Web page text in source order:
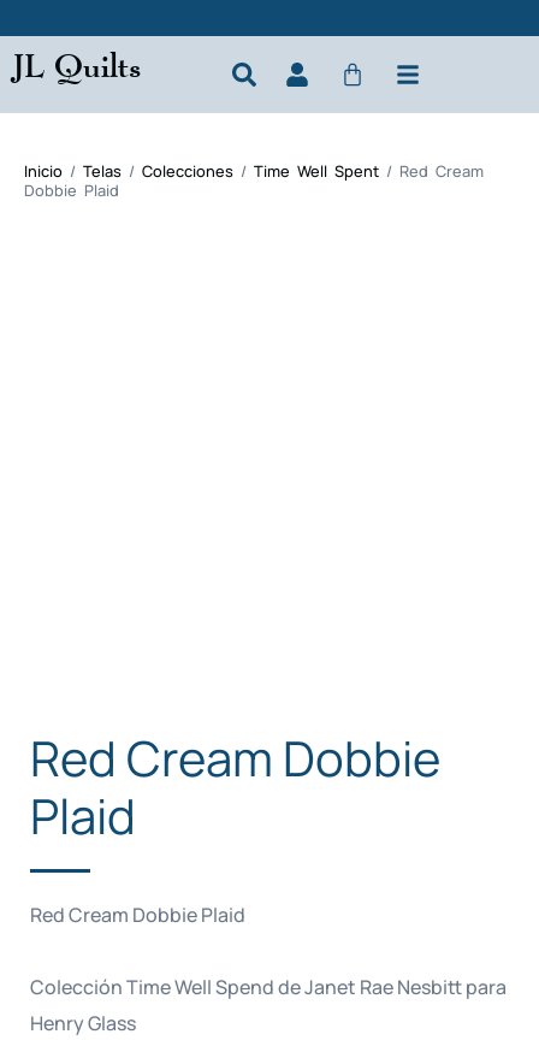
JL Quilts
Inicio / Telas / Colecciones / Time Well Spent / Red Cream
Dobbie Plaid
Red Cream Dobbie
Plaid
Red Cream Dobbie Plaid
Colección Time Well Spend de Janet Rae Nesbitt para
Henry Glass